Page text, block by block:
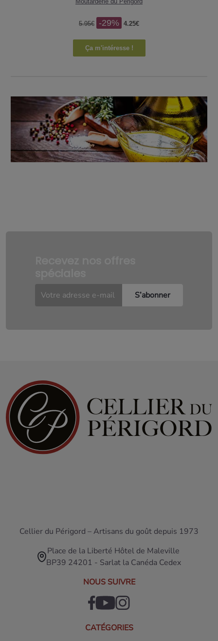
5.95€ -29% 4.25€
Ça m'intéresse !
Cellier du Périgord – Artisans du goût depuis 1973
Place de la Liberté Hôtel de Maleville
BP39 24201 - Sarlat la Canéda Cedex
NOUS SUIVRE
CATÉGORIES